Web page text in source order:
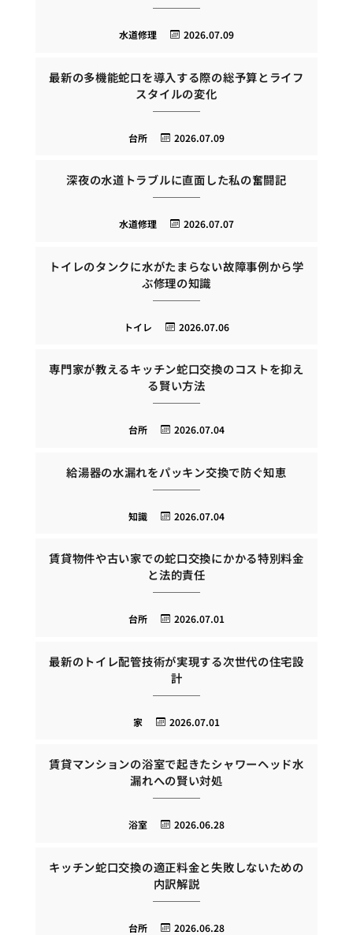
2026.07.09
水道修理
最新の多機能蛇口を導入する際の総予算とライフ
スタイルの変化
2026.07.09
台所
深夜の水道トラブルに直面した私の奮闘記
2026.07.07
水道修理
トイレのタンクに水がたまらない故障事例から学
ぶ修理の知識
2026.07.06
トイレ
専門家が教えるキッチン蛇口交換のコストを抑え
る賢い方法
2026.07.04
台所
給湯器の水漏れをパッキン交換で防ぐ知恵
2026.07.04
知識
賃貸物件や古い家での蛇口交換にかかる特別料金
と法的責任
2026.07.01
台所
最新のトイレ配管技術が実現する次世代の住宅設
計
2026.07.01
家
賃貸マンションの浴室で起きたシャワーヘッド水
漏れへの賢い対処
2026.06.28
浴室
キッチン蛇口交換の適正料金と失敗しないための
内訳解説
2026.06.28
台所